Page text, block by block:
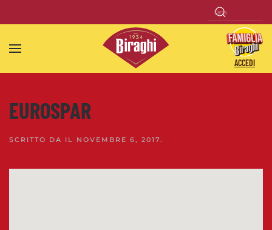
Skip to main content
ACCEDI
EUROSPAR
SCRITTO DA IL NOVEMBRE 6, 2017.